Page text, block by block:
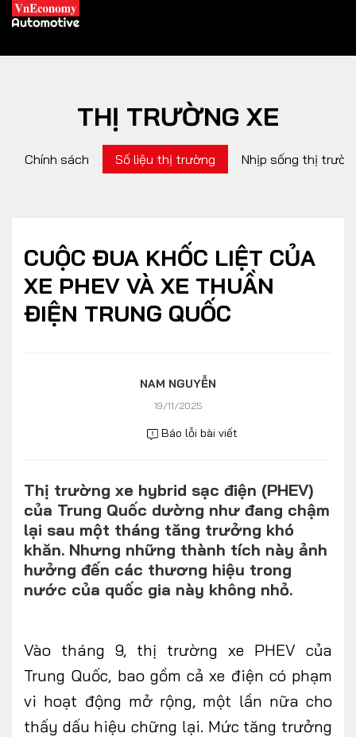
XE XANH
Xe điện
THỊ TRƯỜNG XE DOANH NGHIỆP
Infographics
Album ảnh
Video
TRA CỨU XE
DÒNG XE
THỊ TRƯỜNG XE
Chính sách Số liệu thị trường Nhịp sống thị
CUỘC ĐUA KHỐC LIỆT CỦA
XE PHEV VÀ XE THUẦN
ĐIỆN TRUNG QUỐC
NAM NGUYỄN
19/11/2025
Báo lỗi bài viết
Thị trường xe hybrid sạc điện (PHEV)
của Trung Quốc dường như đang chậm
lại sau một tháng tăng trưởng khó
khăn. Nhưng những thành tích này ảnh
hưởng đến các thương hiệu trong
nước của quốc gia này không nhỏ.
Vào tháng 9, thị trường xe PHEV của
Trung Quốc, bao gồm cả xe điện có phạm
vi hoạt động mở rộng, một lần nữa cho
thấy dấu hiệu chững lại. Mức tăng trưởng